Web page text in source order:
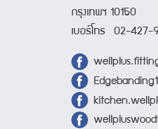
กรุงเทพฯ 10150
เบอร์โทร 02-
Edgebanding1